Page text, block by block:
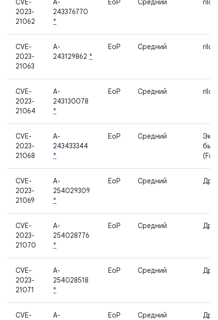
CVE-
2023-
21062
A-
243376770
*
EoP Средний
CVE-
2023-
21063
A-
243129862 *
EoP Средний
CVE-
2023-
21064
A-
243130078
*
EoP Средний
CVE-
2023-
21068
A-
243433344
*
EoP Средний
CVE-
2023-
21069
A-
254029309
*
EoP Средний
CVE-
2023-
21070
A-
254028776
*
EoP Средний
CVE-
2023-
21071
A-
254028518
*
EoP Средний
CVE-
A-
EoP Средний